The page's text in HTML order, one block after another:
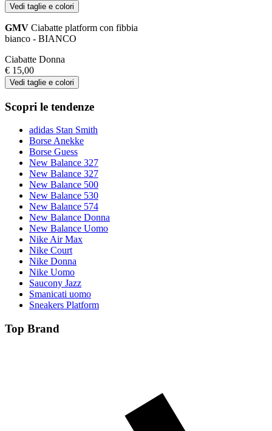
Vedi taglie e colori
GMV Ciabatte platform con fibbia
bianco - BIANCO
Ciabatte Donna
€ 15,00
Vedi taglie e colori
Scopri le tendenze
adidas Stan Smith
Borse Anekke
Borse Guess
New Balance 327
New Balance 327
New Balance 500
New Balance 530
New Balance 574
New Balance Donna
New Balance Uomo
Nike Air Max
Nike Court
Nike Donna
Nike Uomo
Saucony Jazz
Smanicati uomo
Sneakers Platform
Top Brand